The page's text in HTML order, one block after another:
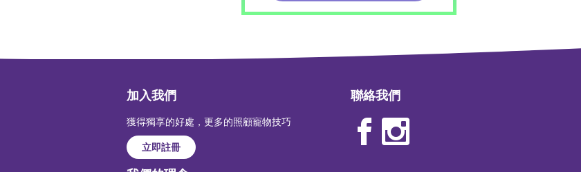
加入我們
獲得獨享的好處，更多的照顧寵物技巧
立即註冊
聯絡我們